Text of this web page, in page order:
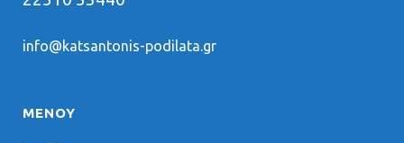
info@katsantonis-podilata.gr
ΜΕΝΟΥ